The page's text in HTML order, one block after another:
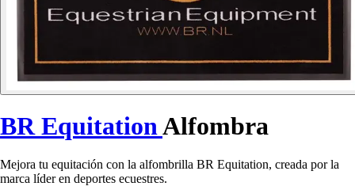
BR EquitationAlfombra
Mejora tu equitación con la alfombrilla BR Equitation, creada por la
marca líder en deportes ecuestres.